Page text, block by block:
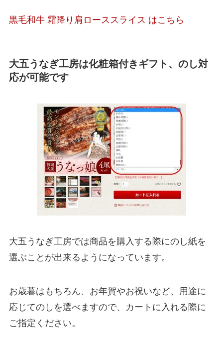
黒毛和牛 霜降り肩ローススライス はこちら
大五うなぎ工房は化粧箱付きギフト、のし対
応が可能です
大五うなぎ工房では商品を購入する際にのし紙を
選ぶことが出来るようになっています。
お歳暮はもちろん、お年賀やお祝いなど、用途に
応じてのしを選べますので、カートに入れる際に
ご指定ください。